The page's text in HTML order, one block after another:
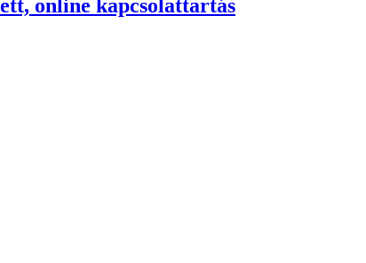
online kapcsolattartás